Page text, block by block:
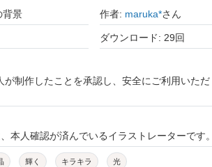
背景 作者: maruka*さん
ダウンロード: 29回
が制作したことを承認し、安全にご利用いただ
本人確認が済んでいるイラストレーターです
輝く キラキラ 光